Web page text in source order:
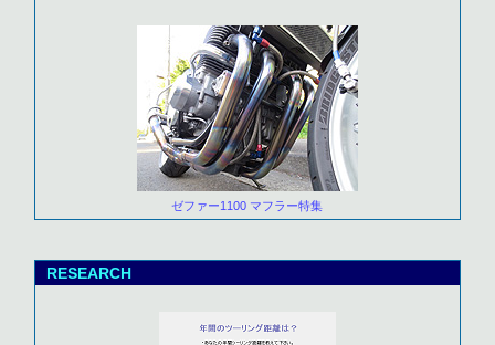
ゼファー1100 マフラー特集
RESEARCH